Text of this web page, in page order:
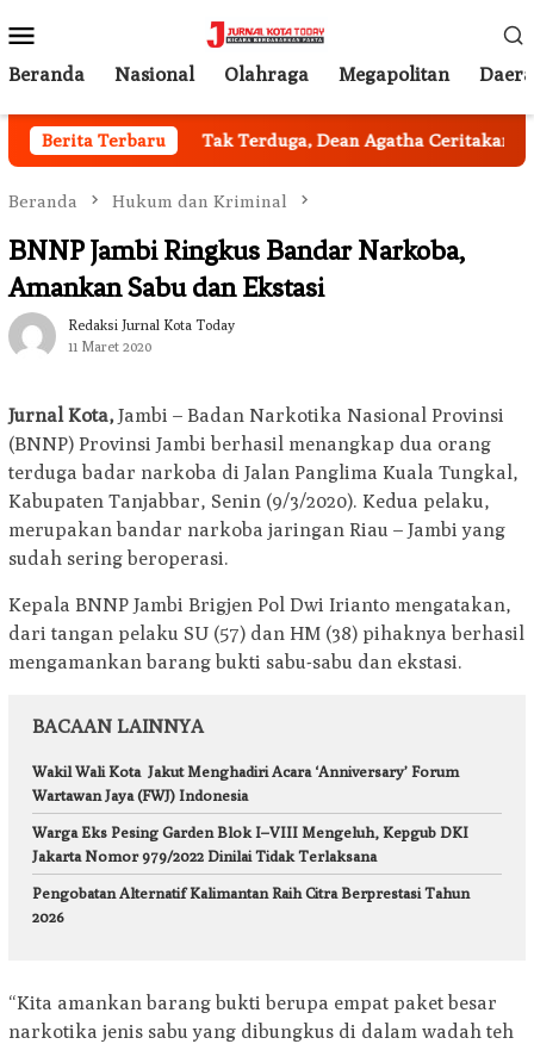
ke
kontenMobile
Beranda Nasional Olahraga Megapolitan
Berita Terbaru
Jakarta Tak Terduga, Dean Agatha Ceritakan
Beranda Hukum dan Kriminal
BNNP Jambi Ringkus Bandar Narkoba,
Amankan Sabu dan Ekstasi
Redaksi Jurnal Kota Today
11 Maret 2020
Jurnal Kota, Jambi – Badan Narkotika Nasional Provinsi
(BNNP) Provinsi Jambi berhasil menangkap dua orang
terduga badar narkoba di Jalan Panglima Kuala Tungkal,
Kabupaten Tanjabbar, Senin (9/3/2020). Kedua pelaku,
merupakan bandar narkoba jaringan Riau – Jambi yang
sudah sering beroperasi.
Kepala BNNP Jambi Brigjen Pol Dwi Irianto mengatakan,
dari tangan pelaku SU (57) dan HM (38) pihaknya berhasil
mengamankan barang bukti sabu-sabu dan ekstasi.
BACAAN LAINNYA
Wakil Wali Kota Jakut Menghadiri Acara ‘Anniversary’ Forum
Wartawan Jaya (FWJ) Indonesia
Warga Eks Pesing Garden Blok I–VIII Mengeluh, Kepgub DKI
Jakarta Nomor 979/2022 Dinilai Tidak Terlaksana
Pengobatan Alternatif Kalimantan Raih Citra Berprestasi Tahun
2026
“Kita amankan barang bukti berupa empat paket besar
narkotika jenis sabu yang dibungkus di dalam wadah teh